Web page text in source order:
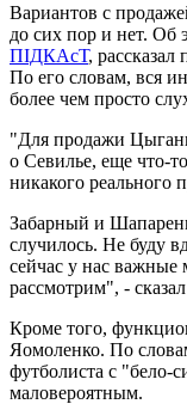
Вариантов с
до сих пор и нет. Об
ПІДКАсТ,
По его словам, вся
более чем просто
"Для продажи
о Севилье, еще что-
никакого реального
Забарный и
случилось. Не буду
сейчас у нас важные
рассмотрим", -
Кроме того,
Яомоленко. По
футболиста с "бело-
маловероятным.